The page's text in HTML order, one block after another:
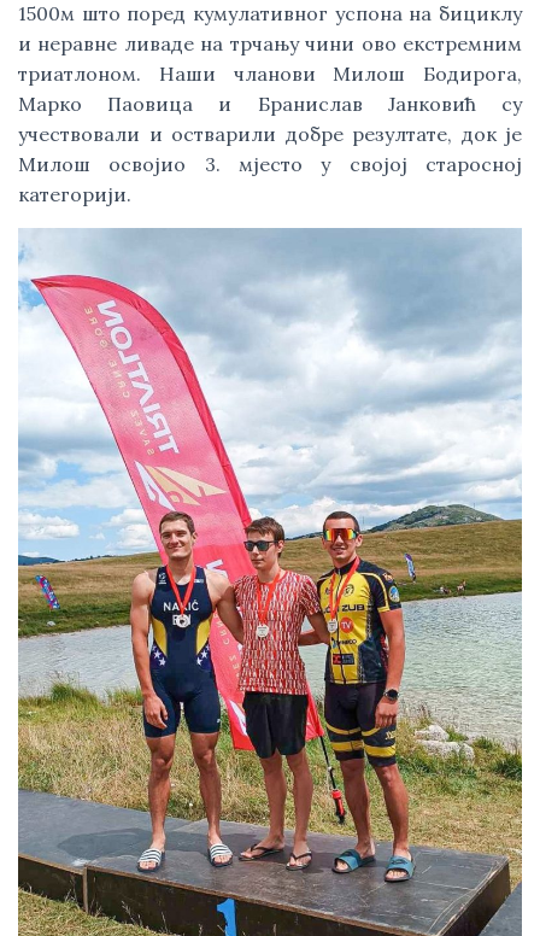
1500м што поред кумулативног успона на бициклу
и неравне ливаде на трчању чини ово екстремним
триатлоном. Наши чланови Милош Бодирога,
Марко Паовица и Бранислав Јанковић су
учествовали и остварили добре резултате, док је
Милош освојио 3. мјесто у својој старосној
категорији.